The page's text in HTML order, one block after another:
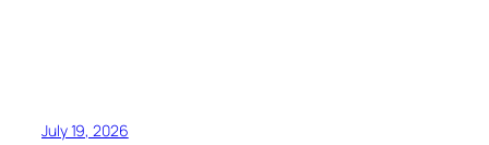
July 19, 2026